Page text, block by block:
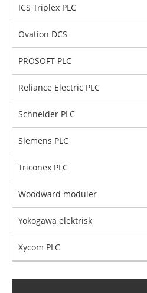
ICS Triplex PLC
Ovation DCS
PROSOFT PLC
Reliance Electric PLC
Schneider PLC
Siemens PLC
Triconex PLC
Woodward moduler
Yokogawa elektrisk
Xycom PLC